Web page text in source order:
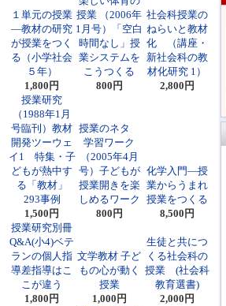
１単元の授業
―教材の研究
が授業をつく
る（小学社会
５年）
1,800円
授業 （2006年
1月号）「空白
時間なし」授
業システムを
こうつくる
800円
社会科授業の
ねらいと教材
化 （講座・
新社会科の教
材化研究 1）
2,800円
授業研究
（1988年1月
号臨刊）教材
開発ツーウェ
イ1 特集・子
どもが熱中す
る「教材」
293事例
1,500円
授業のネタ
学習ワーク
（2005年4月
号）子どもが
授業開きを楽
しめるワーク
800円
化学入門―授
業からうまれ
授業をつくる
8,500円
授業研究別冊
Q&A(小4)ベテ
ランの個人指
導差指導はこ
こが違う
1,800円
文学教材 子ど
もの心が動く
授業
1,000円
生徒と共につ
くる社会科の
授業 (社会科
教育選書)
2,000円